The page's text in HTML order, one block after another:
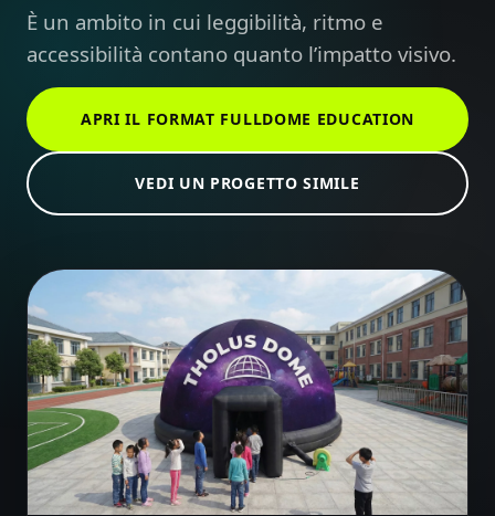
È un ambito in cui leggibilità, ritmo e
accessibilità contano quanto l’impatto visivo.
APRI IL FORMAT FULLDOME EDUCATION
VEDI UN PROGETTO SIMILE